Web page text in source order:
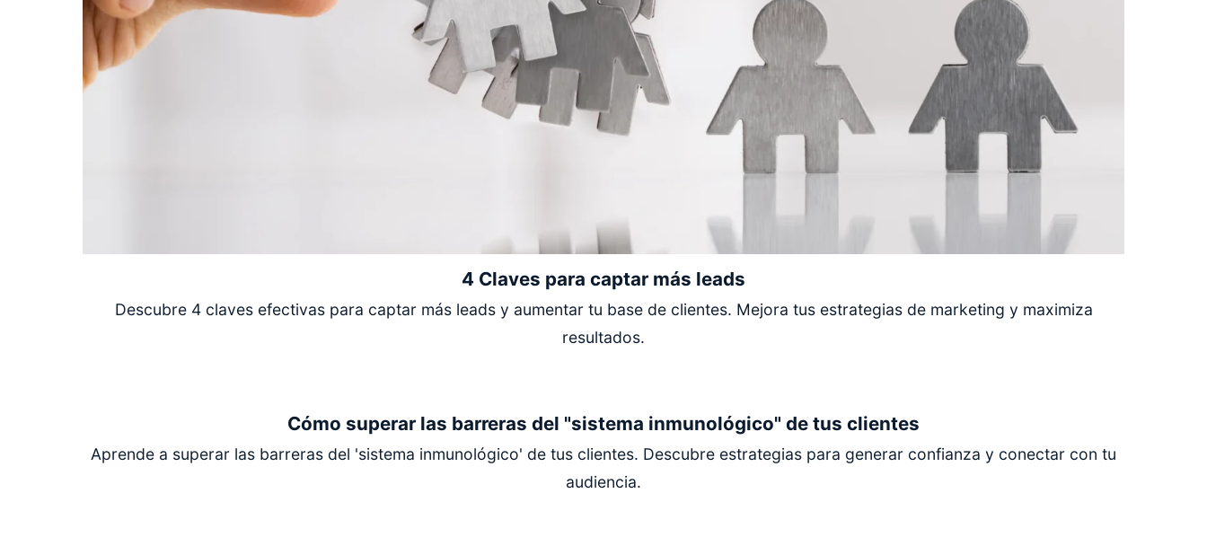
4 Claves para captar más leads
Descubre 4 claves efectivas para captar más leads y aumentar tu base de clientes. Mejora tus estrategias de marketing y maximiza
resultados.
Cómo superar las barreras del "sistema inmunológico" de tus clientes
Aprende a superar las barreras del 'sistema inmunológico' de tus clientes. Descubre estrategias para generar confianza y conectar con tu
audiencia.